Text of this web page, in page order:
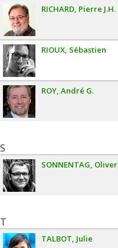
RICHARD Pierre J.H.
RIOUX Sébastien
ROY André G.
S
SONNENTAG Oliver
T
TALBOT Julie